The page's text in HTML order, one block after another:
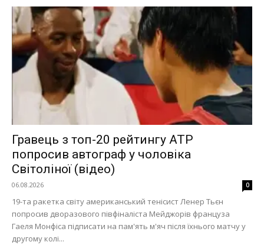
Гравець з топ-20 рейтингу ATP
попросив автограф у чоловіка
Світоліної (відео)
06.08.2026 0
19-та ракетка світу американський тенісист Ленер Тьєн
попросив дворазового півфіналіста Мейджорів француза
Гаеля Монфіса підписати на пам'ять м'яч після їхнього матчу у
другому колі...